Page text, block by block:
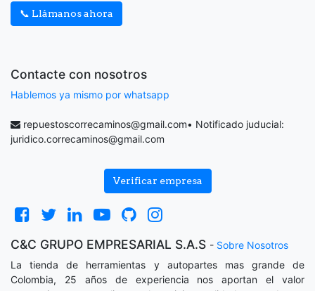
📞 Llámanos ahora
Contacte con nosotros
Hablemos ya mismo por whatsapp
repuestoscorrecaminos@gmail.com• Notificado juducial:
juridico.correcaminos@gmail.com
Verificar empresa
C&C GRUPO EMPRESARIAL S.A.S - Sobre Nosotros
La tienda de herramientas y autopartes mas grande de
Colombia, 25 años de experiencia nos aportan el valor